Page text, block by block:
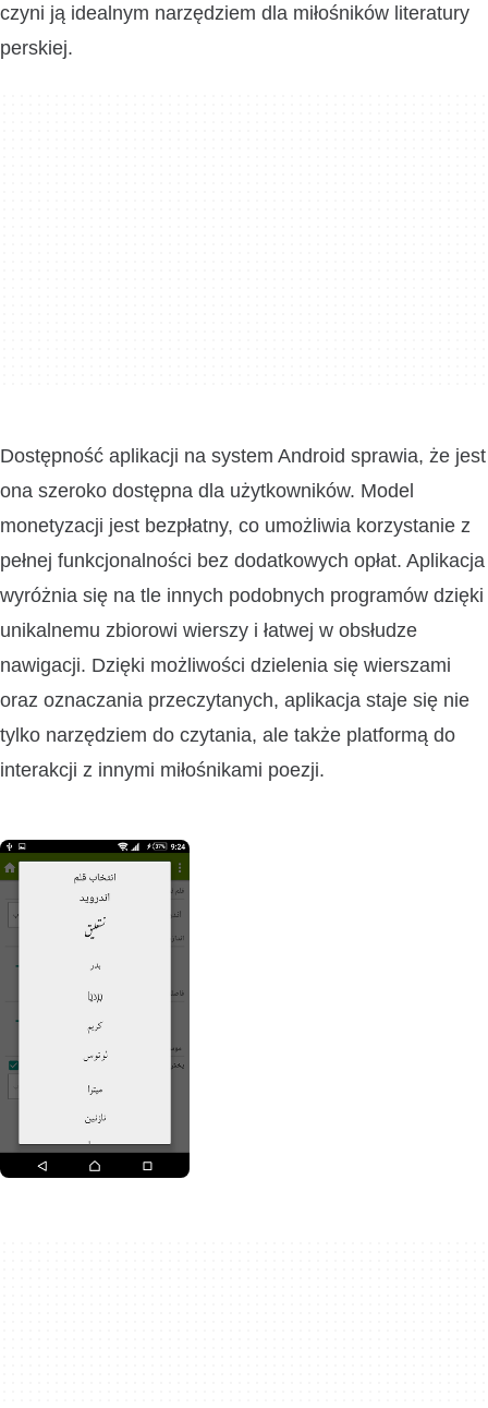
czyni ją idealnym narzędziem dla miłośników literatury
perskiej.
Dostępność aplikacji na system Android sprawia, że jest
ona szeroko dostępna dla użytkowników. Model
monetyzacji jest bezpłatny, co umożliwia korzystanie z
pełnej funkcjonalności bez dodatkowych opłat. Aplikacja
wyróżnia się na tle innych podobnych programów dzięki
unikalnemu zbiorowi wierszy i łatwej w obsłudze
nawigacji. Dzięki możliwości dzielenia się wierszami
oraz oznaczania przeczytanych, aplikacja staje się nie
tylko narzędziem do czytania, ale także platformą do
interakcji z innymi miłośnikami poezji.